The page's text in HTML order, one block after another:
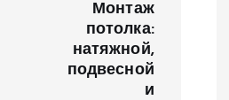
Монтаж
потолка:
натяжной,
подвесной
и